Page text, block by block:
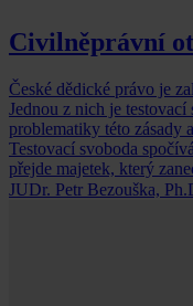
Civilněprávní
České dědické právo je
Jednou z nich je
problematiky této zásady
Testovací svoboda
přejde majetek, který
JUDr. Petr Bezouška,